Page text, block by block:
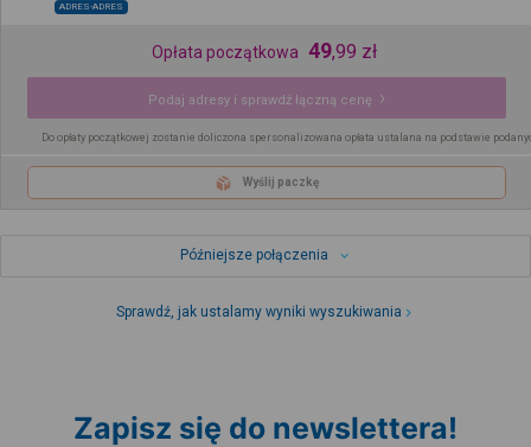
ADRES-ADRES
Opłata początkowa 49,99 zł
Podaj adresy i sprawdź łączną cenę
Do opłaty początkowej zostanie doliczona spersonalizowana opłata ustalana na podstawie
Wyślij paczkę
Późniejsze połączenia
Sprawdź, jak ustalamy wyniki wyszukiwania
Zapisz się do newslettera!